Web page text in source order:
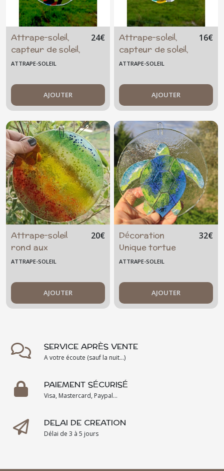
Attrape-soleil,
capteur de soleil,
multicolore ,
grand format
24€
ATTRAPE-SOLEIL
AJOUTER
Attrape-soleil,
capteur de soleil,
multicolore ,
traits blancs
16€
ATTRAPE-SOLEIL
AJOUTER
Attrape-soleil
rond aux
couleurs de l'arc-
20€
ATTRAPE-SOLEIL
AJOUTER
Décoration
Unique tortue
bleu et vert
32€
ATTRAPE-SOLEIL
AJOUTER
SERVICE APRÈS VENTE
A votre écoute (sauf la nuit...)
PAIEMENT SÉCURISÉ
Visa, Mastercard, Paypal...
DELAI DE CREATION
Délai de 3 à 5 jours